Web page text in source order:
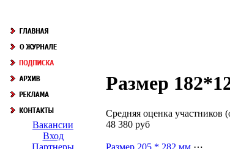
Вакансии
Вход
Партнеры
Размер
Средняя оценка
48 380 руб
Размер 205 * 282 мм ⋯